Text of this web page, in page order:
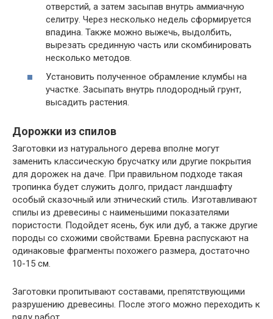
отверстий, а затем засыпав внутрь аммиачную
селитру. Через несколько недель сформируется
впадина. Также можно выжечь, выдолбить,
вырезать срединную часть или скомбинировать
несколько методов.
Установить полученное обрамление клумбы на
участке. Засыпать внутрь плодородный грунт,
высадить растения.
Дорожки из спилов
Заготовки из натурального дерева вполне могут
заменить классическую брусчатку или другие покрытия
для дорожек на даче. При правильном подходе такая
тропинка будет служить долго, придаст ландшафту
особый сказочный или этнический стиль. Изготавливают
спилы из древесины с наименьшими показателями
пористости. Подойдет ясень, бук или дуб, а также другие
породы со схожими свойствами. Бревна распускают на
одинаковые фрагменты похожего размера, достаточно
10-15 см.
Заготовки пропитывают составами, препятствующими
разрушению древесины. После этого можно переходить к